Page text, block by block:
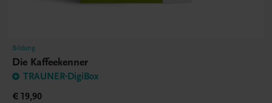
Bildung
Die Kaffeekenner
TRAUNER-DigiBox
€ 19,90